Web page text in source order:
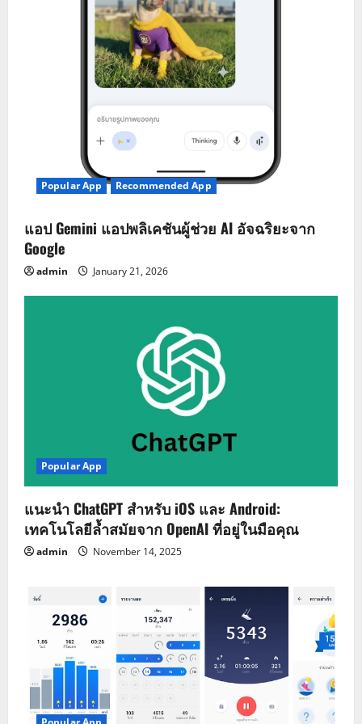
Popular App Recommended App
แอป Gemini แอปพลิเคชันผู้ช่วย AI อัจฉริยะจาก
Google
admin January 21, 2026
Popular App
แนะนำ ChatGPT สำหรับ iOS และ Android:
เทคโนโลยีล้ำสมัยจาก OpenAI ที่อยู่ในมือคุณ
admin November 14, 2025